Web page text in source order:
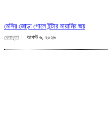
মেসির জোড়া গোলে ইন্টার মায়ামির জয়
খেলাধূলা আগস্ট ৬, ২০২৬